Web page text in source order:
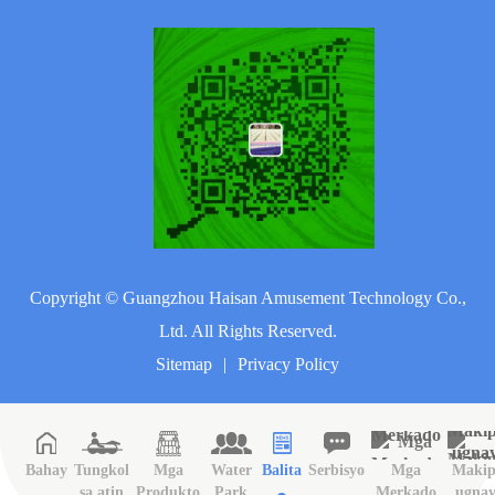
Copyright © Guangzhou Haisan Amusement Technology Co.,
Ltd. All Rights Reserved.
Sitemap
| Privacy Policy
Bahay Tungkol
Mga
Water
Balita Serbisyo
Mga